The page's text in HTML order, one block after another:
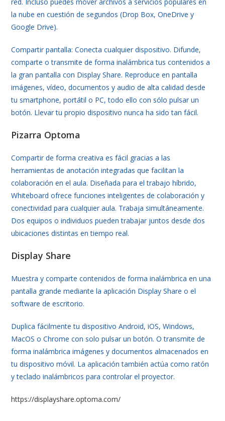
la nube en cuestión de segundos (Drop Box, OneDrive y
Google Drive).
Compartir pantalla: Conecta cualquier dispositivo. Difunde,
comparte o transmite de forma inalámbrica tus contenidos a
la gran pantalla con Display Share. Reproduce en pantalla
imágenes, vídeo, documentos y audio de alta calidad desde
tu smartphone, portátil o PC, todo ello con sólo pulsar un
botón. Llevar tu propio dispositivo nunca ha sido tan fácil.
Pizarra Optoma
Compartir de forma creativa es fácil gracias a las
herramientas de anotación integradas que facilitan la
colaboración en el aula. Diseñada para el trabajo híbrido,
Whiteboard ofrece funciones inteligentes de colaboración y
conectividad para cualquier aula. Trabaja simultáneamente.
Dos equipos o individuos pueden trabajar juntos desde dos
ubicaciones distintas en tiempo real.
Display Share
Muestra y comparte contenidos de forma inalámbrica en una
pantalla grande mediante la aplicación Display Share o el
software de escritorio.
Duplica fácilmente tu dispositivo Android, iOS, Windows,
MacOS o Chrome con solo pulsar un botón. O transmite de
forma inalámbrica imágenes y documentos almacenados en
tu dispositivo móvil. La aplicación también actúa como ratón
y teclado inalámbricos para controlar el proyector.
https://displayshare.optoma.com/